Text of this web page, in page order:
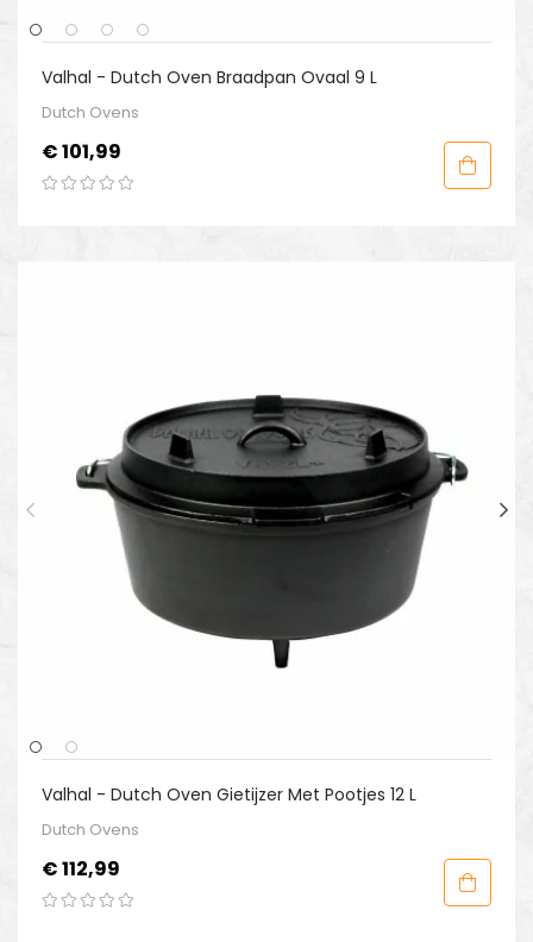
Valhal - Dutch Oven Braadpan Ovaal 9 L
Dutch Ovens
Prijs
€ 101,99
Valhal - Dutch Oven Gietijzer Met Pootjes 12 L
Dutch Ovens
Prijs
€ 112,99